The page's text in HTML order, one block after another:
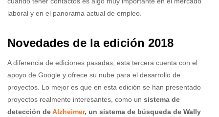
laboral y en el panorama actual de empleo.
Novedades de la edición 2018
A diferencia de ediciones pasadas, esta tercera cuenta con el
apoyo de Google y ofrece su nube para el desarrollo de
proyectos. Lo mejor es que en esta edición se han presentado
proyectos realmente interesantes, como un sistema de
detección deAlzheimer, un sistema de búsqueda de Wally